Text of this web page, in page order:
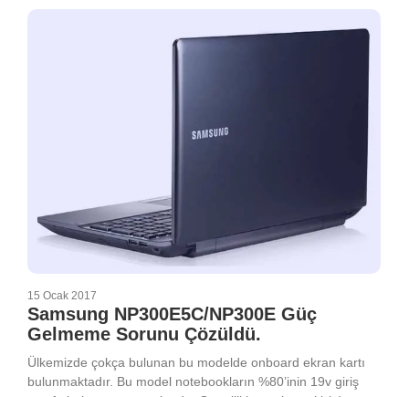
15 Ocak 2017
Samsung NP300E5C/NP300E Güç
Gelmeme Sorunu Çözüldü.
Ülkemizde çokça bulunan bu modelde onboard ekran kartı
bulunmaktadır. Bu model notebookların %80’inin 19v giriş